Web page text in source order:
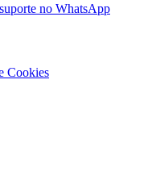
no WhatsApp
Cookies